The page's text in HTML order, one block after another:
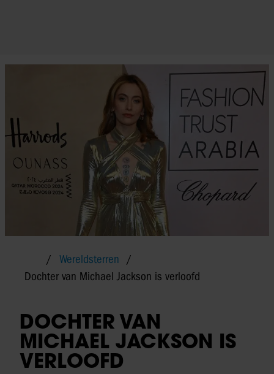
Wereldsterren
Dochter van Michael Jackson is verloofd
DOCHTER VAN
MICHAEL JACKSON IS
VERLOOFD